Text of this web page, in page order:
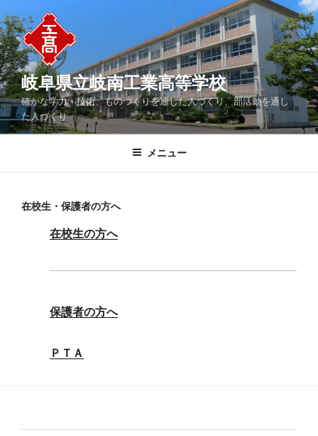
ン
テ
ン
ツ
へ
ス
岐阜県立岐南工業高等学校
確かな学力・技術、ものづくりを通した人づくり、部活動を通し
た人づくり
メニュー
在校生・保護者の方へ
在校生の方へ
保護者の方へ
ＰＴＡ